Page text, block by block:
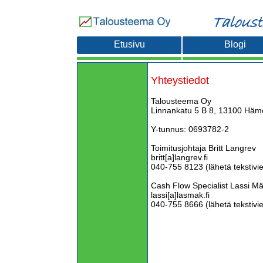
Etusivu Blogi
Yhteystiedot
Talousteema Oy
Linnankatu 5 B 8, 13100
Y-tunnus: 0693782-2
Toimitusjohtaja Britt Langrev
britt[a]langrev.fi
040-755 8123 (lähetä
Cash Flow Specialist Lassi
lassi[a]lasmak.fi
040-755 8666 (lähetä